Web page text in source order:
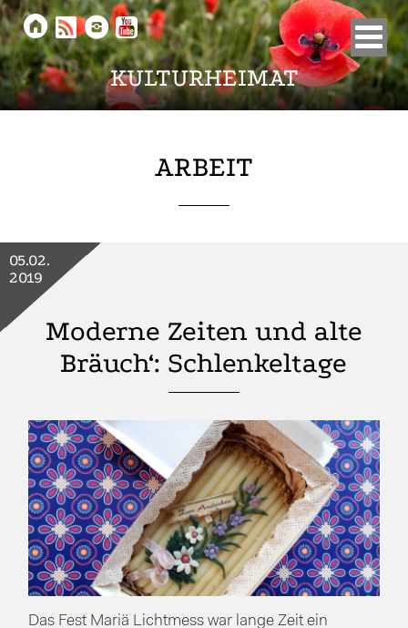
KULTURHEIMAT
    
ARBEIT
Moderne Zeiten und alte
Bräuch‘: Schlenkeltage
05.02.
2019
Das Fest Mariä Lichtmess war lange Zeit ein